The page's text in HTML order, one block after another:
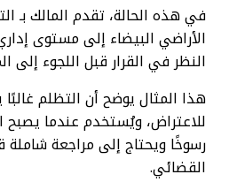
في هذه الحالة، تقدم المالك بـ
الأراضي البيضاء إلى مستوى
النظر في القرار قبل اللجوء إلى
هذا المثال يوضح أن التظلم
للاعتراض، ويُستخدم عندما يصبح
رسوخًا ويحتاج إلى مراجعة شاملة
القضائي.